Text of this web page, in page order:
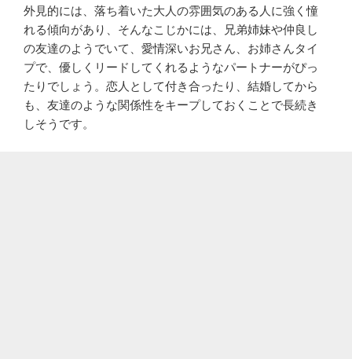
外見的には、落ち着いた大人の雰囲気のある人に強く憧
れる傾向があり、そんなこじかには、兄弟姉妹や仲良し
の友達のようでいて、愛情深いお兄さん、お姉さんタイ
プで、優しくリードしてくれるようなパートナーがぴっ
たりでしょう。恋人として付き合ったり、結婚してから
も、友達のような関係性をキープしておくことで長続き
しそうです。